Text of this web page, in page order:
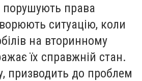
порушують права
ситуацію, коли
на вторинному
їх справжній стан.
призводить до проблем